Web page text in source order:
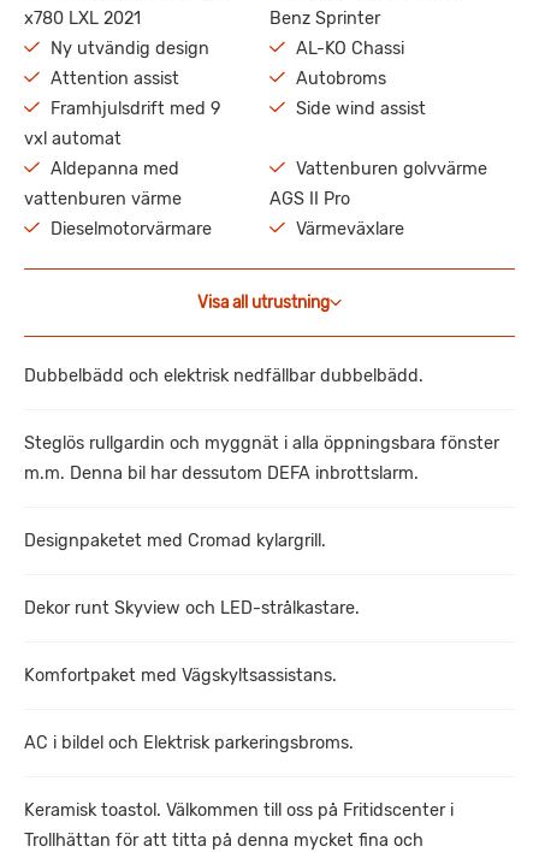
x780 LXL 2021
Benz Sprinter
Ny utvändig design
AL-KO Chassi
Attention assist
Autobroms
Framhjulsdrift med 9
vxl automat
Side wind assist
Aldepanna med
vattenburen värme
Vattenburen golvvärme
AGS II Pro
Dieselmotorvärmare
Värmeväxlare
Visa all utrustning
Dubbelbädd och elektrisk nedfällbar dubbelbädd.
Steglös rullgardin och myggnät i alla öppningsbara fönster
m.m. Denna bil har dessutom DEFA inbrottslarm.
Designpaketet med Cromad kylargrill.
Dekor runt Skyview och LED-strålkastare.
Komfortpaket med Vägskyltsassistans.
AC i bildel och Elektrisk parkeringsbroms.
Keramisk toastol. Välkommen till oss på Fritidscenter i
Trollhättan för att titta på denna mycket fina och